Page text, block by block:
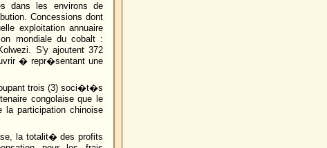
dans les environs de
Concessions dont
exploitation annuaire
mondiale du cobalt :
S'y ajoutent 372
� repr�sentant une
trois (3) soci�t�s
congolaise que le
participation chinoise
la totalit� des profits